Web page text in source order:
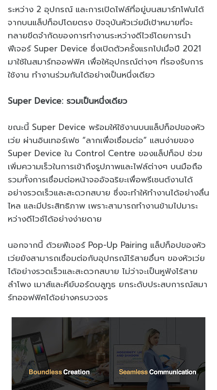
ระหว่าง 2 อุปกรณ์ และการเปิดไฟล์ที่อยู่บนสมาร์ทโฟนได้
จากบนแล็ปท็อปโดยตรง ปัจจุบันหัวเว่ยมีเป้าหมายที่จะ
ทลายขีดจำกัดของการทำงานระหว่างดีไวซ์โดยการนำ
ฟีเจอร์ Super Device ซึ่งเปิดตัวครั้งแรกไปเมื่อปี 2021
มาใช้ในสมาร์ทออฟฟิศ เพื่อให้อุปกรณ์ต่างๆ ที่รองรับการ
ใช้งาน ทำงานร่วมกันได้อย่างเป็นหนึ่งเดียว
Super Device: รวมเป็นหนึ่งเดียว
ขณะนี้ Super Device พร้อมให้ใช้งานบนแล็ปท็อปของหัว
เว่ย ผ่านอินเทอร์เฟซ “ลากเพื่อเชื่อมต่อ” แสนง่ายของ
Super Device ใน Control Centre ของแล็ปท็อป ช่วย
เพิ่มความเร็วในการเข้าถึงรูปภาพและไฟล์ต่างๆ บนมือถือ
รวมทั้งการเชื่อมต่อหน้าจออัจฉริยะเพื่อพรีเซนต์งานได้
อย่างรวดเร็วและสะดวกสบาย ซึ่งจะทำให้ทำงานได้อย่างลื่น
ไหล และมีประสิทธิภาพ เพราะสามารถทำงานข้ามไปมาระ
หว่างดีไวซ์ได้อย่างง่ายดาย
นอกจากนี้ ด้วยฟีเจอร์ Pop-Up Pairing แล็ปท็อปของหัว
เว่ยยังสามารถเชื่อมต่อกับอุปกรณ์ไร้สายอื่นๆ ของหัวเว่ย
ได้อย่างรวดเร็วและสะดวกสบาย ไม่ว่าจะเป็นหูฟังไร้สาย
ลำโพง เมาส์และคีย์บอร์ดบลูทูธ ยกระดับประสบการณ์สมา
ร์ทออฟฟิศได้อย่างครบวงจร